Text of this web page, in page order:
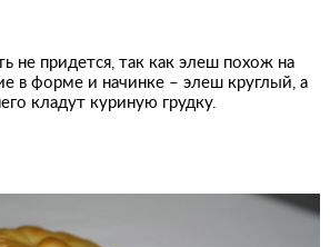
не придется, так как элеш похож на
в форме и начинке – элеш круглый, а
кладут куриную грудку.